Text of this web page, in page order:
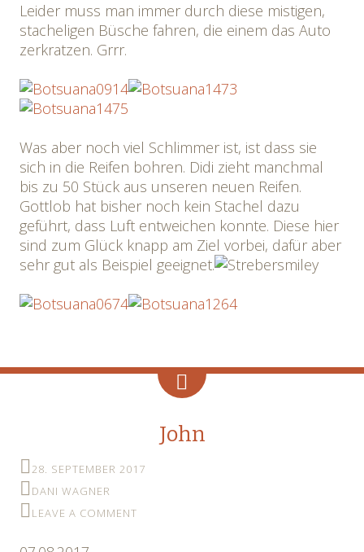
Leider muss man immer durch diese mistigen,
stacheligen Büsche fahren, die einem das Auto
zerkratzen. Grrr.
Was aber noch viel Schlimmer ist, ist dass sie
sich in die Reifen bohren. Didi zieht manchmal
bis zu 50 Stück aus unseren neuen Reifen.
Gottlob hat bisher noch kein Stachel dazu
geführt, dass Luft entweichen konnte. Diese hier
sind zum Glück knapp am Ziel vorbei, dafür aber
sehr gut als Beispiel geeignet.
John
28. SEPTEMBER 2017
DANI WAGNER
LEAVE A COMMENT